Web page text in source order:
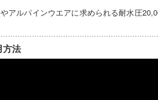
アルパインウエアに求められる耐水圧
方法